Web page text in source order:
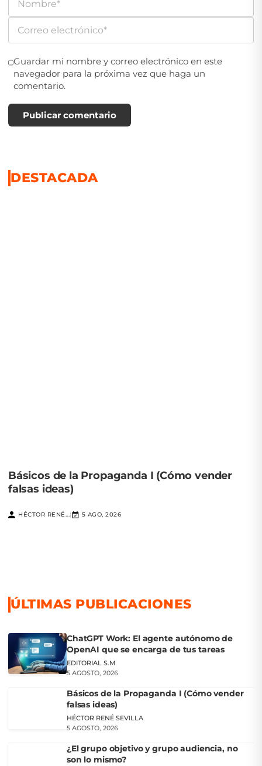
Guardar mi nombre y correo electrónico en este
navegador para la próxima vez que haga un
comentario.
Publicar comentario
DESTACADA
Básicos de la Propaganda I (Cómo vender
falsas ideas)
HÉCTOR RENÉ...| 5 AGO, 2026
ÚLTIMAS PUBLICACIONES
ChatGPT Work: El agente autónomo de
OpenAI que se encarga de tus tareas
EDITORIAL S.M
5 AGOSTO, 2026
Básicos de la Propaganda I (Cómo vender
falsas ideas)
HÉCTOR RENÉ SEVILLA
5 AGOSTO, 2026
¿El grupo objetivo y grupo audiencia, no
son lo mismo?